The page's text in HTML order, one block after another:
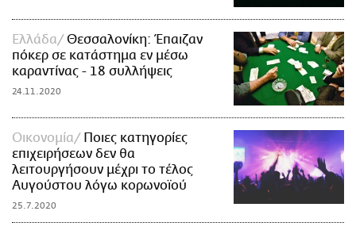
Ελλάδα
Θεσσαλονίκη: Έπαιζαν
πόκερ σε κατάστημα εν μέσω
καραντίνας - 18 συλλήψεις
24.11.2020
Οικονομία
Ποιες κατηγορίες
επιχειρήσεων δεν θα
λειτουργήσουν μέχρι το τέλος
Αυγούστου λόγω κορωνοϊού
25.7.2020